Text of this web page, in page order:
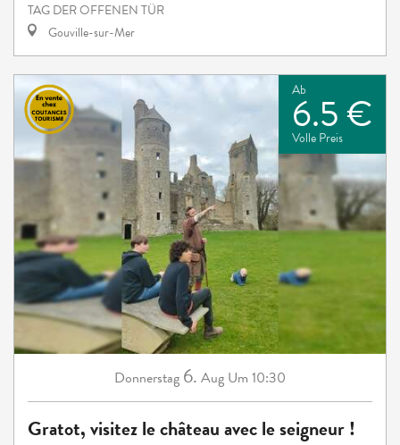
TAG DER OFFENEN TÜR
Gouville-sur-Mer
Ab
6.5 €
Volle Preis
Donnerstag 6. Aug Um 10:30
Gratot, visitez le château avec le seigneur !